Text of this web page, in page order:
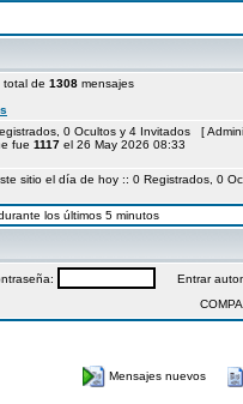
total de 1308 mensajes
0 Ocultos y 4 Invitados [
fue 1117 el 26 May 2026 08:33
sitio el día de hoy :: 0 Registrados, 0
los últimos 5 minutos
Entrar
Mensajes nuevos